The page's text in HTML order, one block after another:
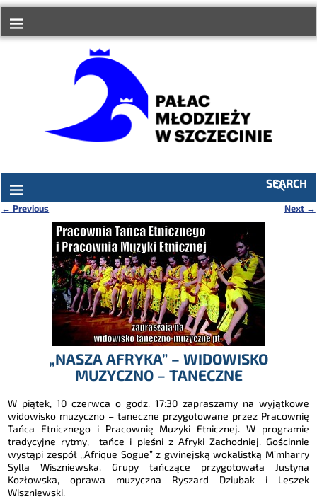
treści
SEARCH
Nawigacja
← Previous Next →
„NASZA AFRYKA” – WIDOWISKO
MUZYCZNO – TANECZNE
W piątek, 10 czerwca o godz. 17:30 zapraszamy na wyjątkowe
widowisko muzyczno – taneczne przygotowane przez Pracownię
Tańca Etnicznego i Pracownię Muzyki Etnicznej. W programie
tradycyjne rytmy, tańce i pieśni z Afryki Zachodniej. Gościnnie
wystąpi zespół ,,Afrique Sogue” z gwinejską wokalistką M’mharry
Sylla Wiszniewska. Grupy tańczące przygotowała Justyna
Kozłowska, oprawa muzyczna Ryszard Dziubak i Leszek
Wiszniewski.